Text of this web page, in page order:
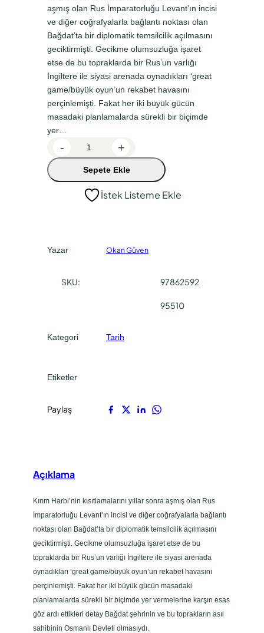
a
t
:
₺
9
0
,
0
a
t
:
₺
0
1
,
0
aşmış olan Rus İmparatorluğu Levant’ın incisi
ve diğer coğrafyalarla bağlantı noktası olan
Bağdat’ta bir diplomatik temsilcilik açılmasını
geciktirmişti. Gecikme olumsuzluğa işaret
etse de bu topraklarda bir Rus’un varlığı
İngiltere ile siyasi arenada oynadıkları ‘great
game/büyük oyun’un rekabet havasını
perçinlemişti. Fakat her iki büyük gücün
masadaki planlamalarda sürekli bir biçimde
yer…
e
t
n
a
ş
:
B
ü
y
ü
k
S
a
v
a
- +
Sepete Ekle
İstek Listeme Ekle
Yazar Okan Güven
SKU: 97862592
95510
Kategori Tarih
Etiketler
Paylaş
Açıklama
Kırım Harbi’nin kısıtlamalarını yıllar sonra aşmış olan Rus
İmparatorluğu Levant’ın incisi ve diğer coğrafyalarla bağlantı
noktası olan Bağdat’ta bir diplomatik temsilcilik açılmasını
geciktirmişti. Gecikme olumsuzluğa işaret etse de bu
topraklarda bir Rus’un varlığı İngiltere ile siyasi arenada
oynadıkları ‘great game/büyük oyun’un rekabet havasını
perçinlemişti. Fakat her iki büyük gücün masadaki
planlamalarda sürekli bir biçimde yer vermelerine karşın esas
göz ardı ettikleri detay Bağdat şehrinin ve bu toprakların asıl
sahibinin Osmanlı Devleti olmasıydı.